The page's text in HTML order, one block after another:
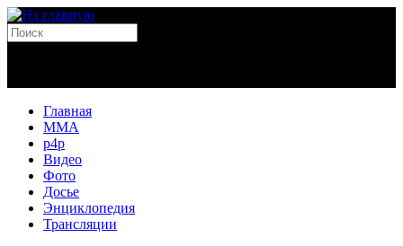
Главная
MMA
p4p
Видео
Фото
Досье
Энциклопедия
Трансляции